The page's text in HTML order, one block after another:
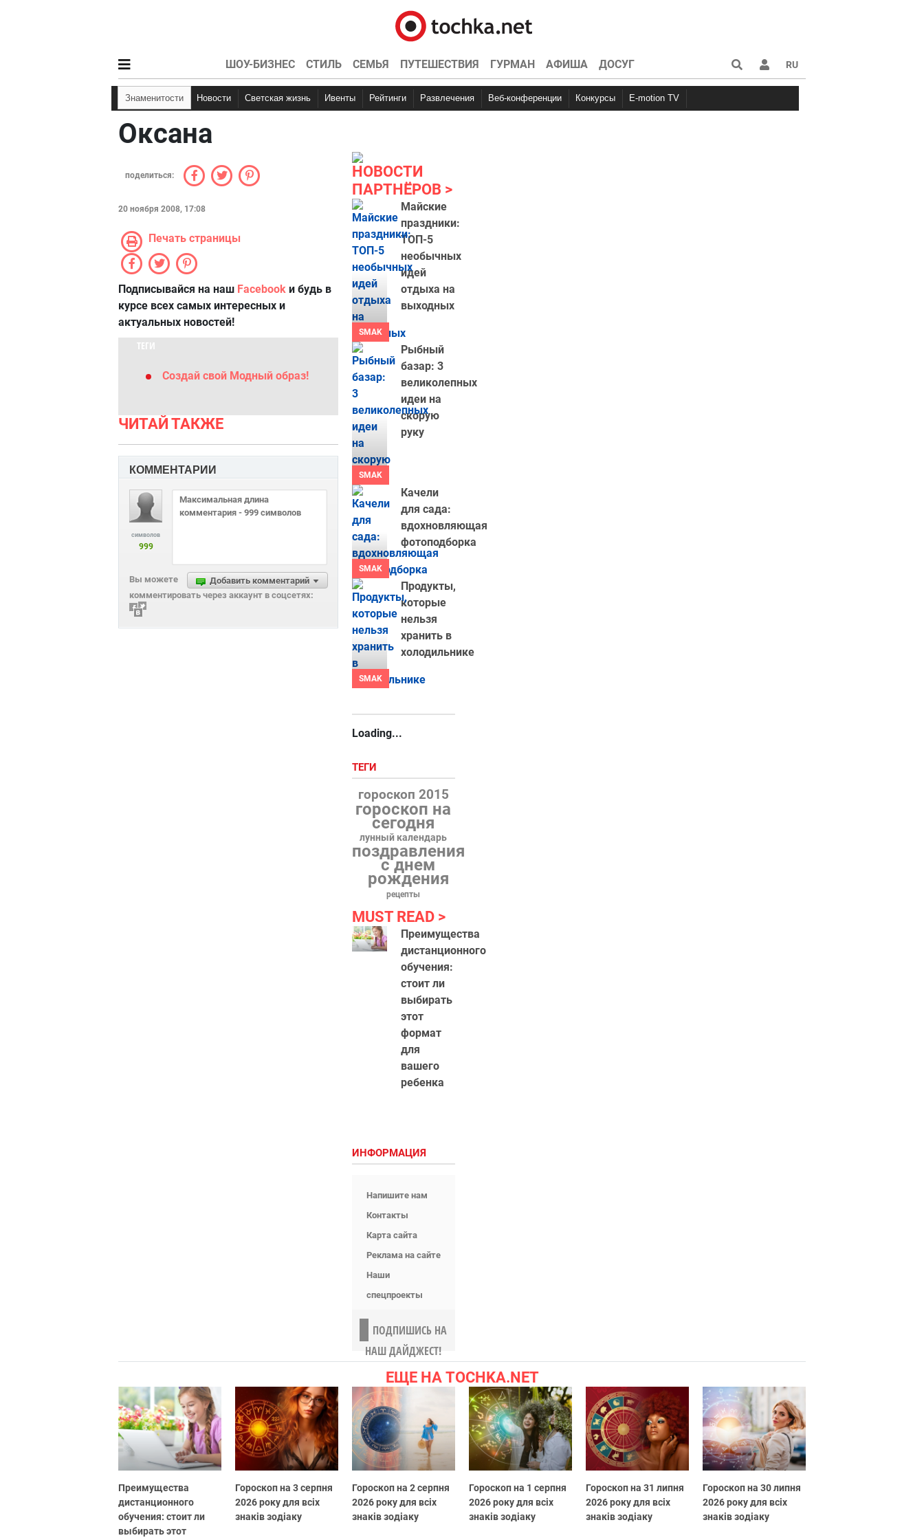
ШОУ-БИЗНЕС СТИЛЬ СЕМЬЯ ПУТЕШЕСТВИЯ ГУРМАН АФИША ДОСУГ RU
Знаменитости Новости Светская жизнь Ивенты Рейтинги Развлечения Веб-конференции Конкурсы E-motion TV
Оксана
поделиться:
20 ноября 2008, 17:08
Печать страницы
Подписывайся на наш Facebook и будь в
курсе всех самых интересных и
актуальных новостей!
ТЕГИ
Создай свой Модный образ!
ЧИТАЙ ТАКЖЕ
КОММЕНТАРИИ
символов
999
Добавить комментарий
Вы можете
комментировать через аккаунт в соцсетях:
НОВОСТИ
ПАРТНЁРОВ
SMAK
Майские
праздники:
ТОП-5
необычных
идей
отдыха на
выходных
SMAK
Рыбный
базар: 3
великолепных
идеи на
скорую
руку
SMAK
Качели
для сада:
вдохновляющая
фотоподборка
SMAK
Продукты,
которые
нельзя
хранить в
холодильнике
Loading...
ТЕГИ
гороскоп 2015
гороскоп на
сегодня
лунный календарь
поздравления
с днем
рождения
рецепты
MUST READ
Преимущества
дистанционного
обучения:
стоит ли
выбирать
этот
формат
для
вашего
ребенка
ИНФОРМАЦИЯ
Напишите нам
Контакты
Карта сайта
Реклама на сайте
Наши
спецпроекты
ПОДПИШИСЬ НА
НАШ ДАЙДЖЕСТ!
ЕЩЕ НА TOCHKA.NET
Преимущества
дистанционного
обучения: стоит ли
выбирать этот
Гороскоп на 3 серпня
2026 року для всіх
знаків зодіаку
Гороскоп на 2 серпня
2026 року для всіх
знаків зодіаку
Гороскоп на 1 серпня
2026 року для всіх
знаків зодіаку
Гороскоп на 31 липня
2026 року для всіх
знаків зодіаку
Гороскоп на 30 липня
2026 року для всіх
знаків зодіаку